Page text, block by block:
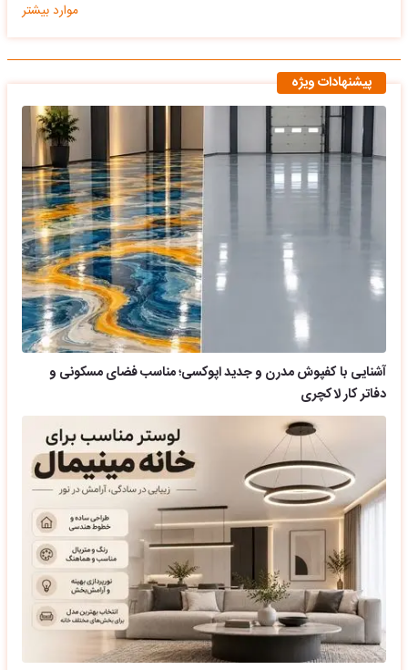
موارد بیشتر
پیشنهادات ویژه
آشنایی با کفپوش مدرن و جدید اپوکسی؛ مناسب فضای مسکونی و
دفاتر کار لاکچری